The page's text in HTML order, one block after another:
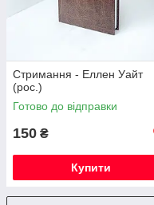
Стримання - Еллен Уайт
(рос.)
Готово до відправки
150 ₴
Купити